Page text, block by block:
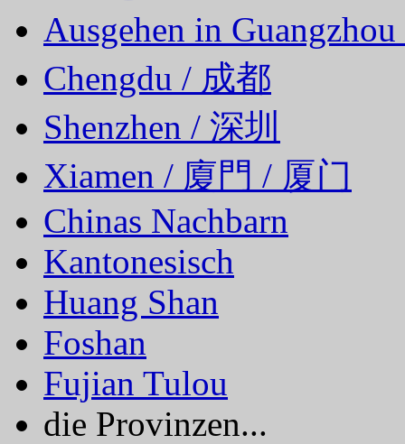
Ausgehen in
Chengdu / 成都
Shenzhen / 深圳
Xiamen / 廈門 / 厦门
Chinas Nachbarn
Kantonesisch
Huang Shan
Foshan
Fujian Tulou
die Provinzen...